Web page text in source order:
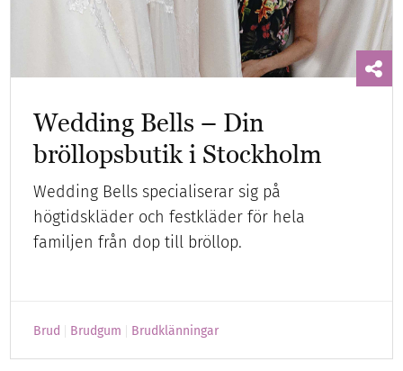
Wedding Bells – Din
bröllopsbutik i Stockholm
Wedding Bells specialiserar sig på
högtidskläder och festkläder för hela
familjen från dop till bröllop.
Brud Brudgum Brudklänningar